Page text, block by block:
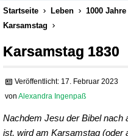
Startseite Leben 1000
Karsamstag
Karsamstag 1830
Veröffentlicht: 17. Februar 2023
von Alexandra Ingenpaß
Nachdem Jesu der Bibel nach
ist, wird am Karsamstag (oder